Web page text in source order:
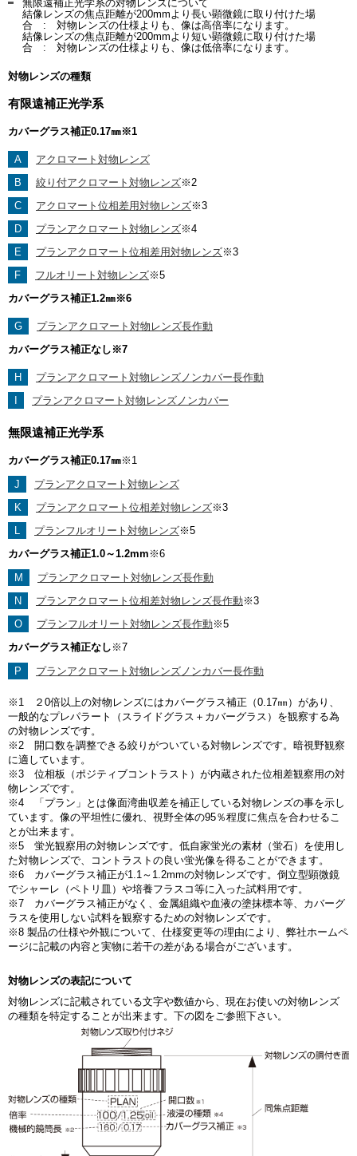
無限遠補正光学系の対物レンズについて
結像レンズの焦点距離が200mmより長い顕微鏡に取り付けた場
合 : 対物レンズの仕様よりも、像は高倍率になります。
結像レンズの焦点距離が200mmより短い顕微鏡に取り付けた場
合 : 対物レンズの仕様よりも、像は低倍率になります。
対物レンズの種類
有限遠補正光学系
カバーグラス補正0.17㎜※1
A
アクロマート対物レンズ
B
絞り付アクロマート対物レンズ※2
C
アクロマート位相差用対物レンズ※3
D
プランアクロマート対物レンズ※4
E
プランアクロマート位相差用対物レンズ※3
F
フルオリート対物レンズ※5
カバーグラス補正1.2㎜※6
G
プランアクロマート対物レンズ長作動
カバーグラス補正なし ※7
H
プランアクロマート対物レンズノンカバー長作動
プランアクロマート対物レンズノンカバー
無限遠補正光学系
カバーグラス補正0.17㎜※1
J
プランアクロマート対物レンズ
K
プランアクロマート位相差対物レンズ※3
L
プランフルオリート対物レンズ※5
カバーグラス補正1.0～1.2mm ※6
M
プランアクロマート対物レンズ長作動
N
プランアクロマート位相差対物レンズ長作動 ※3
O
プランフルオリート対物レンズ長作動 ※5
カバーグラス補正なし ※7
P
プランアクロマート対物レンズノンカバー長作動
※1 ２0倍以上の対物レンズにはカバーグラス補正（0.17㎜）があり、
一般的なプレパラート（スライドグラス＋カバーグラス）を観察する為
の対物レンズです。
※2 開口数を調整できる絞りがついている対物レンズです。暗視野観察
に適しています。
※3 位相板（ポジティブコントラスト）が内蔵された位相差観察用の対
物レンズです。
※4 「プラン」とは像面湾曲収差を補正している対物レンズの事を示し
ています。像の平坦性に優れ、視野全体の95％程度に焦点を合わせるこ
とが出来ます。
※5 蛍光観察用の対物レンズです。低自家蛍光の素材（蛍石）を使用し
た対物レンズで、コントラストの良い蛍光像を得ることができます。
※6 カバーグラス補正が1.1～1.2mmの対物レンズです。倒立型顕微鏡
でシャーレ（ペトリ皿）や培養フラスコ等に入った試料用です。
※7 カバーグラス補正がなく、金属組織や血液の塗抹標本等、カバーグ
ラスを使用しない試料を観察するための対物レンズです。
※8 製品の仕様や外観について、仕様変更等の理由により、弊社ホームペ
ージに記載の内容と実物に若干の差がある場合がございます。
対物レンズの表記について
対物レンズに記載されている文字や数値から、現在お使いの対物レンズ
の種類を特定することが出来ます。下の図をご参照下さい。